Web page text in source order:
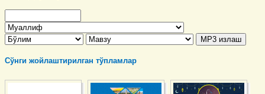
Сўнги жойлаштирилган тўпламлар